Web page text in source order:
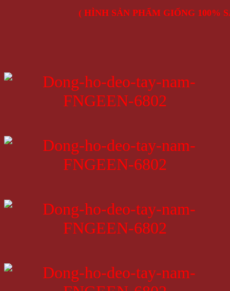
( HÌNH SẢN PHẨM GIỐNG 100%